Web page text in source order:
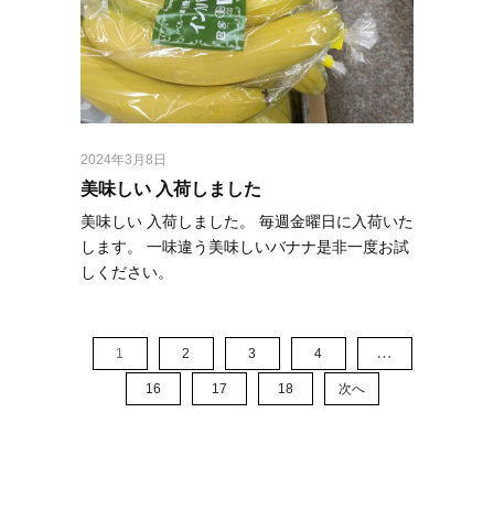
2024年3月8日
美味しい 入荷しました
美味しい 入荷しました。 毎週金曜日に入荷いた
します。 一味違う美味しいバナナ是非一度お試
しください。
1 2 3 4 …
16 17 18 次へ